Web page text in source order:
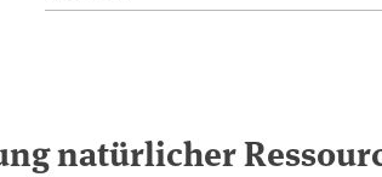
natürlicher